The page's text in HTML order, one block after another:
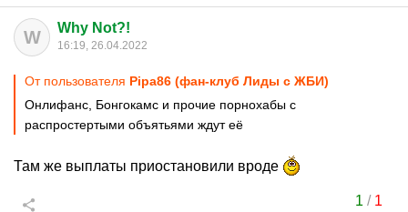
W Why Not?!
16:19, 26.04.2022
От пользователя Pipa86 (фан-клуб Лиды с ЖБИ)
Онлифанс, Бонгокамс и прочие порнохабы с
распростертыми объятьями ждут её
Там же выплаты приостановили вроде
1 / 1